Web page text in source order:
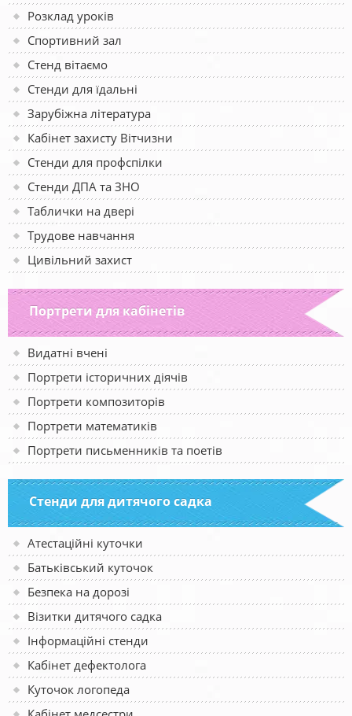
Розклад уроків
Спортивний зал
Стенд вітаємо
Стенди для їдальні
Зарубіжна література
Кабінет захисту Вітчизни
Стенди для профспілки
Стенди ДПА та ЗНО
Таблички на двері
Трудове навчання
Цивільний захист
Портрети для кабінетів
Видатні вчені
Портрети історичних діячів
Портрети композиторів
Портрети математиків
Портрети письменників та поетів
Стенди для дитячого садка
Атестаційні куточки
Батьківський куточок
Безпека на дорозі
Візитки дитячого садка
Інформаційні стенди
Кабінет дефектолога
Куточок логопеда